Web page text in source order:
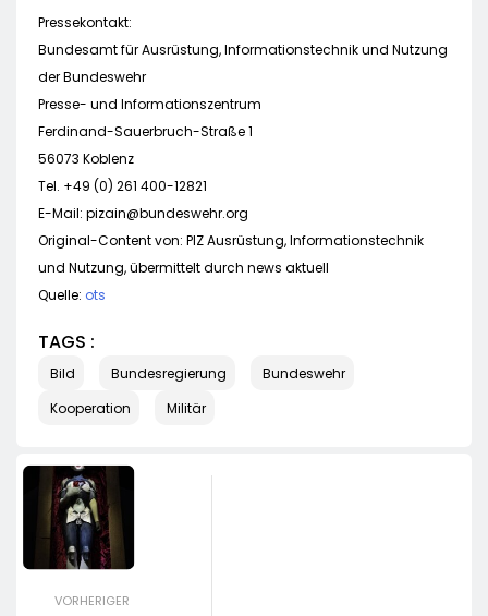
Pressekontakt:
Bundesamt für Ausrüstung, Informationstechnik und Nutzung
der Bundeswehr
Presse- und Informationszentrum
Ferdinand-Sauerbruch-Straße 1
56073 Koblenz
Tel. +49 (0) 261 400-12821
E-Mail: pizain@bundeswehr.org
Original-Content von: PIZ Ausrüstung, Informationstechnik
und Nutzung, übermittelt durch news aktuell
Quelle: ots
TAGS :
Bild Bundesregierung
Bundeswehr
Kooperation
Militär
VORHERIGER